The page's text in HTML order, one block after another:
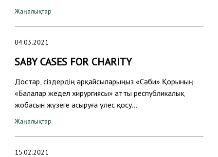
Жаңалықтар
04.03.2021
SABY CASES FOR CHARITY
Достар, сіздердің әрқайсыларыңыз «Сәби» Қорының
«Балалар жедел хирургиясы» атты республикалық
жобасын жүзеге асыруға үлес қосу…
Жаңалықтар
15.02.2021